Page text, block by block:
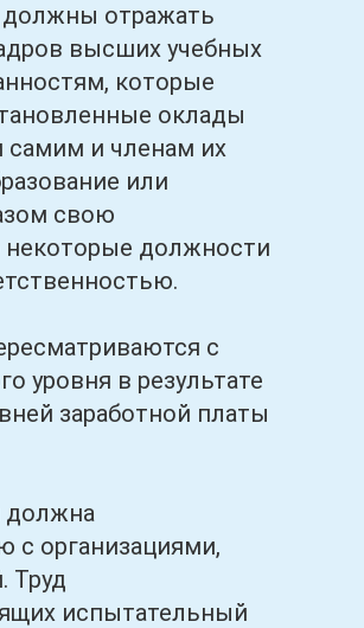
должны отражать
высших учебных
которые
оклады
самим и членам их
или
свою
некоторые должности
с
уровня в результате
заработной платы
должна
с организациями,
Труд
испытательный